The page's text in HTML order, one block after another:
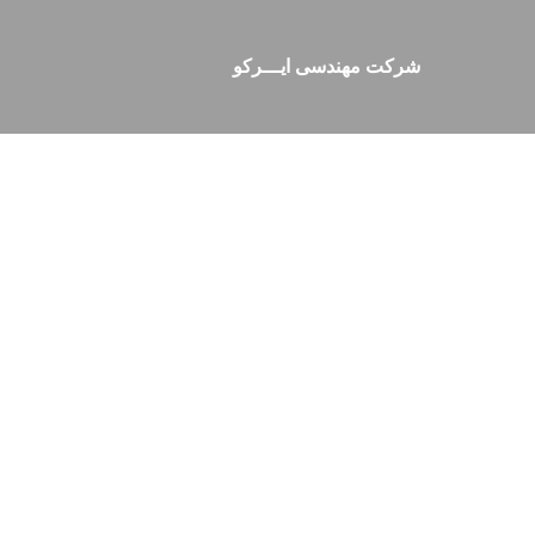
شرکت مهندسی ایـــرکو